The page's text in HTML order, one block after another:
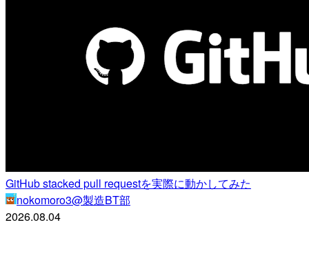
GitHub stacked pull requestを実際に動かしてみた
nokomoro3@製造BT部
2026.08.04